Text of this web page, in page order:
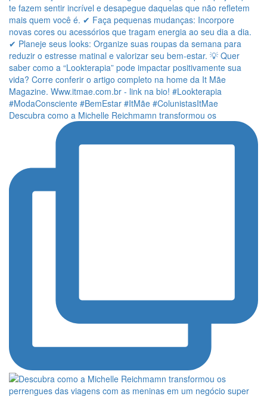
Descubra como a Michelle Reichmamn transformou os